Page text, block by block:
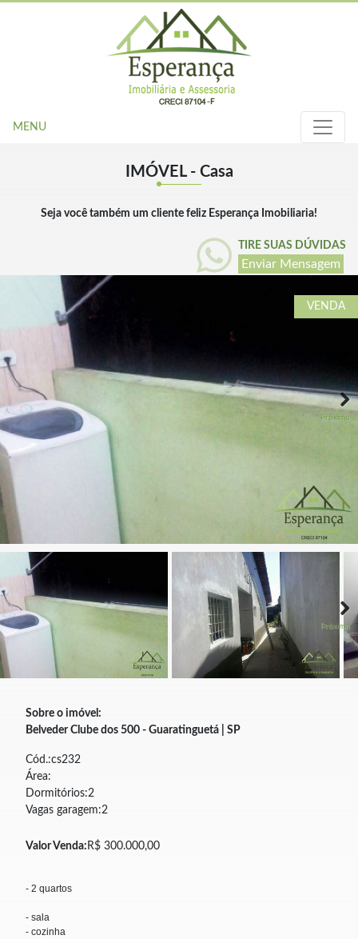
MENU
IMÓVEL - Casa
Seja você também um cliente feliz Esperança Imobiliaria!
TIRE SUAS DÚVIDAS
Enviar Mensagem
VENDA
Próximo
Próximo
Sobre o imóvel:
Belveder Clube dos 500 - Guaratinguetá | SP
Cód.:cs232
Área:
Dormitórios:2
Vagas garagem:2
Valor Venda: R$ 300.000,00
- 2 quartos
- sala
- cozinha